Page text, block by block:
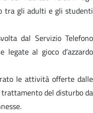
tra gli adulti e gli studenti
dal Servizio Telefono
legate al gioco d’azzardo
le attività offerte dalle
del disturbo da